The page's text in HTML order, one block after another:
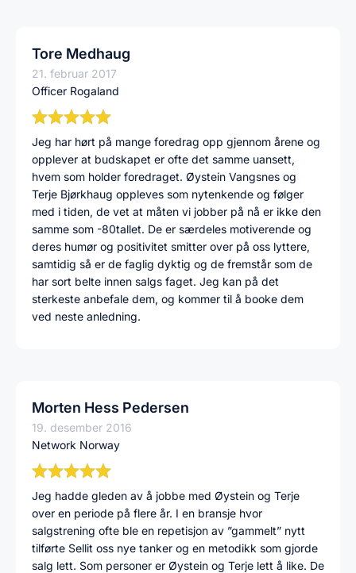
Tore Medhaug
21. februar 2017
Officer Rogaland
Jeg har hørt på mange foredrag opp gjennom årene og
opplever at budskapet er ofte det samme uansett,
hvem som holder foredraget. Øystein Vangsnes og
Terje Bjørkhaug oppleves som nytenkende og følger
med i tiden, de vet at måten vi jobber på nå er ikke den
samme som -80tallet. De er særdeles motiverende og
deres humør og positivitet smitter over på oss lyttere,
samtidig så er de faglig dyktig og de fremstår som de
har sort belte innen salgs faget. Jeg kan på det
sterkeste anbefale dem, og kommer til å booke dem
ved neste anledning.
Morten Hess Pedersen
19. desember 2016
Network Norway
Jeg hadde gleden av å jobbe med Øystein og Terje
over en periode på flere år. I en bransje hvor
salgstrening ofte ble en repetisjon av ”gammelt” nytt
tilførte Sellit oss nye tanker og en metodikk som gjorde
salg lett. Som personer er Øystein og Terje lett å like. De